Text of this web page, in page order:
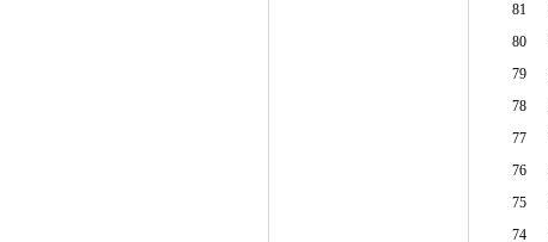
81
80
79
78
77
76
75
74